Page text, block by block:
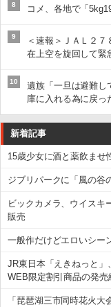
8 コメ、各地で「
9
＜速報＞ＪＡＬ２
在上空を旋回して緊
10
遺族「一旦は避難し
庫に入れる為に戻っ
新着記事
15歳少女に酒と薬飲ま
ジブリパークに「風の谷
ビックカメラ、ウイスキ
販売
一般作だけどエロいシー
JR東日本「えきねっと
WEB限定割引商品の発売
「琵琶湖三市同時花火